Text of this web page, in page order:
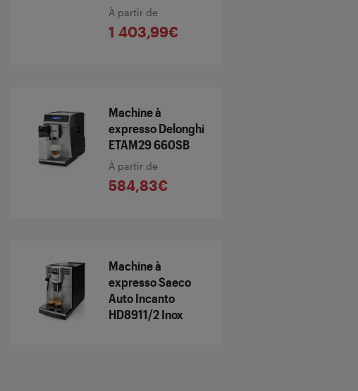
À partir de
1 403,99€
Machine à
expresso Delonghi
ETAM29 660SB
À partir de
584,83€
Machine à
expresso Saeco
Auto Incanto
HD8911/2 Inox